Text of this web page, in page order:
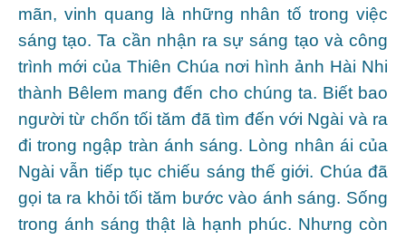
mãn, vinh quang là những nhân tố trong việc
sáng tạo. Ta cần nhận ra sự sáng tạo và công
trình mới của Thiên Chúa nơi hình ảnh Hài Nhi
thành Bêlem mang đến cho chúng ta. Biết bao
người từ chốn tối tăm đã tìm đến với Ngài và ra
đi trong ngập tràn ánh sáng. Lòng nhân ái của
Ngài vẫn tiếp tục chiếu sáng thế giới. Chúa đã
gọi ta ra khỏi tối tăm bước vào ánh sáng. Sống
trong ánh sáng thật là hạnh phúc. Nhưng còn